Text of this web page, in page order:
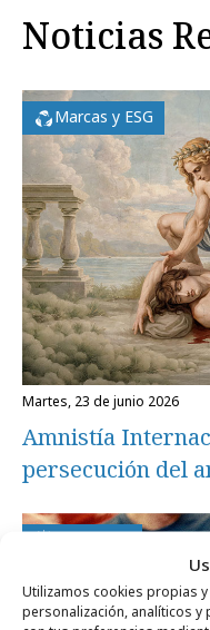
Utilizamos cookies propias
personalización, analíticos
Noticias
Marcas y ESG
martes, 23 de junio 2026
Amnistía
persecución del
Campañas